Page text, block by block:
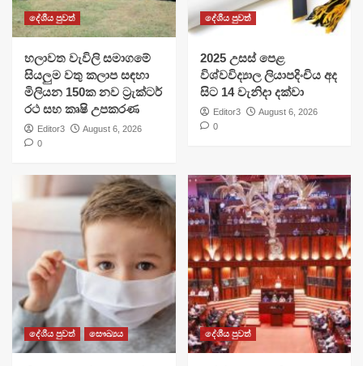
දේශීය පුවත්
හලාවත වැවිලි සමාගමේ
සියලුම වතු කලාප සඳහා
මිලියන 150ක නව ට්‍රැක්ටර්
රථ සහ කෘෂි උපකරණ
Editor3
August 6, 2026
0
දේශීය පුවත්
​2025 උසස් පෙළ
විශ්වවිද්‍යාල ලියාපදිංචිය අද
සිට 14 වැනිදා දක්වා
Editor3
August 6, 2026
0
දේශීය පුවත් සෞඛ්‍යය දේශීය පුවත්